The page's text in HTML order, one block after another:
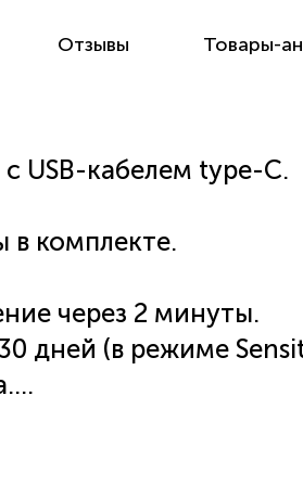
Отзывы Товары-
USB-кабелем type-C.
в комплекте.
через 2 минуты.
дней (в режиме
щетины.